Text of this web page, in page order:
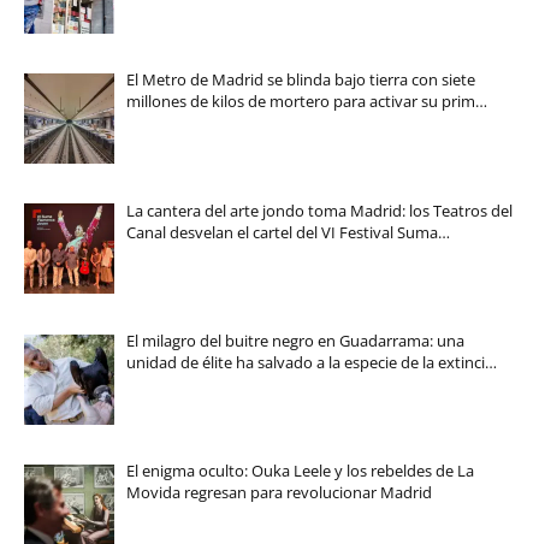
El Metro de Madrid se blinda bajo tierra con siete
millones de kilos de mortero para activar su prim…
La cantera del arte jondo toma Madrid: los Teatros del
Canal desvelan el cartel del VI Festival Suma…
El milagro del buitre negro en Guadarrama: una
unidad de élite ha salvado a la especie de la extinci…
El enigma oculto: Ouka Leele y los rebeldes de La
Movida regresan para revolucionar Madrid